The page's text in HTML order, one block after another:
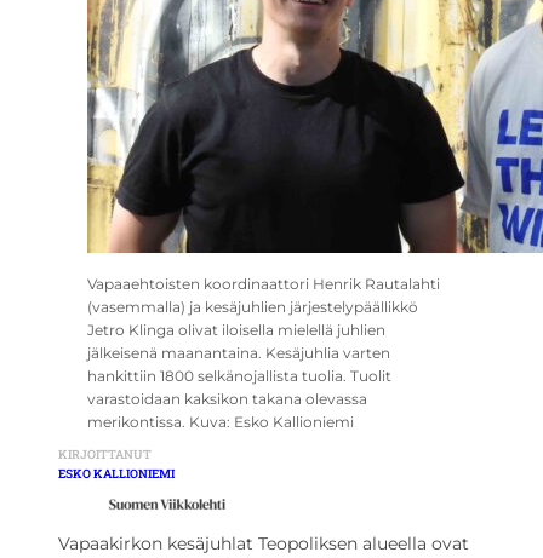
Vapaaehtoisten koordinaattori Henrik Rautalahti
(vasemmalla) ja kesäjuhlien järjestelypäällikkö
Jetro Klinga olivat iloisella mielellä juhlien
jälkeisenä maanantaina. Kesäjuhlia varten
hankittiin 1800 selkänojallista tuolia. Tuolit
varastoidaan kaksikon takana olevassa
merikontissa. Kuva: Esko Kallioniemi
KIRJOITTANUT
ESKO KALLIONIEMI
Vapaakirkon kesäjuhlat Teopoliksen alueella ovat